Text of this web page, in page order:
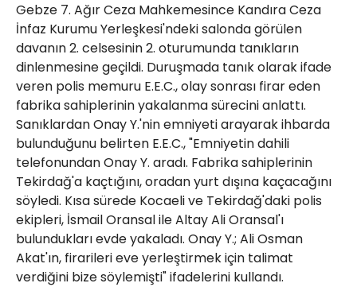
Gebze 7. Ağır Ceza Mahkemesince Kandıra Ceza
İnfaz Kurumu Yerleşkesi'ndeki salonda görülen
davanın 2. celsesinin 2. oturumunda tanıkların
dinlenmesine geçildi. Duruşmada tanık olarak ifade
veren polis memuru E.E.C., olay sonrası firar eden
fabrika sahiplerinin yakalanma sürecini anlattı.
Sanıklardan Onay Y.'nin emniyeti arayarak ihbarda
bulunduğunu belirten E.E.C., "Emniyetin dahili
telefonundan Onay Y. aradı. Fabrika sahiplerinin
Tekirdağ'a kaçtığını, oradan yurt dışına kaçacağını
söyledi. Kısa sürede Kocaeli ve Tekirdağ'daki polis
ekipleri, İsmail Oransal ile Altay Ali Oransal'ı
bulundukları evde yakaladı. Onay Y.; Ali Osman
Akat'ın, firarileri eve yerleştirmek için talimat
verdiğini bize söylemişti" ifadelerini kullandı.